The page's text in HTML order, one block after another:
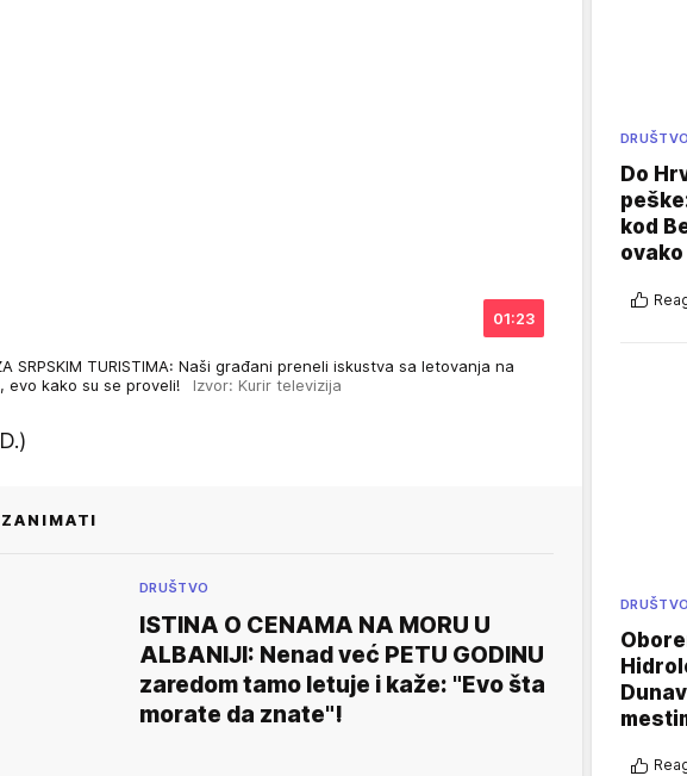
01:23
SRPSKIM TURISTIMA: Naši građani preneli iskustva sa letovanja na
evo kako su se proveli! Izvor: Kurir televizija
DRUŠTVO
ISTINA O CENAMA NA MORU U
ALBANIJI: Nenad već PETU GODINU
zaredom tamo letuje i kaže: "Evo šta
morate da znate"!
DRUŠTVO
Do
kod
DRUŠTVO